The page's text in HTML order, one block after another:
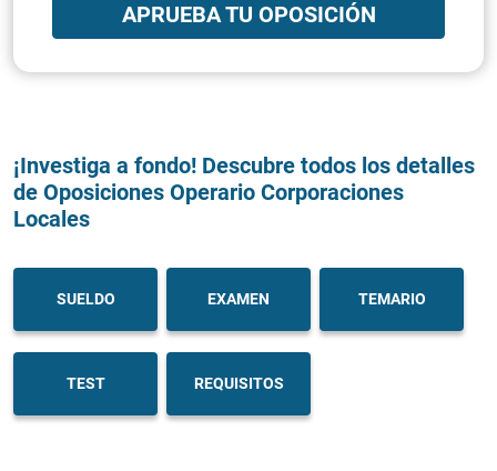
APRUEBA TU OPOSICIÓN
¡Investiga a fondo! Descubre todos los detalles
de Oposiciones Operario Corporaciones
Locales
SUELDO EXAMEN TEMARIO
TEST REQUISITOS